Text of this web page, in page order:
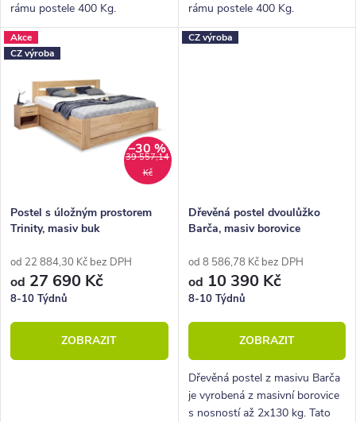
rámu postele 400 Kg.
Povrchová úprava lakem -
odstín Jantar. Pevná dřevěná
lišta pro rošty.
rámu postele 400 Kg.
Povrchová úprava bezbarvým
lakem. Pevná dřevěná lišta pro
Akce
CZ výroba
39 557,14
Kč
–30 %
Postel s úložným prostorem
Trinity, masiv buk
od 22 884,30 Kč bez DPH
od 27 690 Kč
8-10 Týdnů
ZOBRAZIT
CZ výroba
Dřevěná postel dvoulůžko
Barča, masiv borovice
od 8 586,78 Kč bez DPH
od 10 390 Kč
8-10 Týdnů
ZOBRAZIT
Dřevěná postel z masivu Barča
je vyrobená z masivní borovice
s nosností až 2x130 kg. Tato